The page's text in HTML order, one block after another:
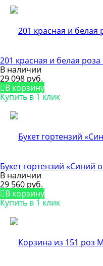
201 красная и белая
В наличии
29 098 руб.
В корзину
Купить в 1 клик
Букет гортензий «Синий
В наличии
29 560 руб.
В корзину
Купить в 1 клик